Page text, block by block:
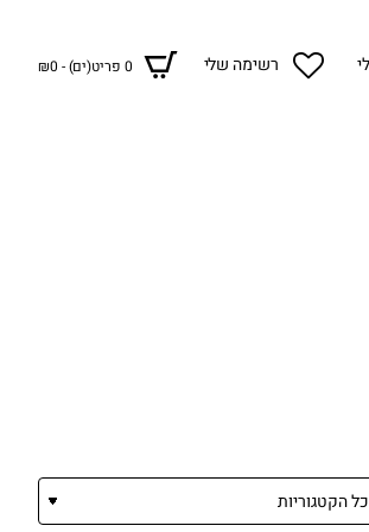
רשימה שלי 0 פריט(ים) - ₪0